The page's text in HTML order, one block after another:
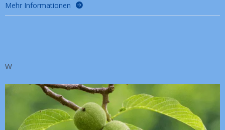
Mehr Informationen
W